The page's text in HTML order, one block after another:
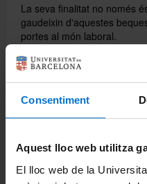
Consentiment
Aquest lloc web utilitza
El lloc web de la
La seva finalitat no només
gaudeixin d'aquestes
portes al món laboral.
La convocatòria
fins al 30 d'abril de 2026
.
informació sobre les bases